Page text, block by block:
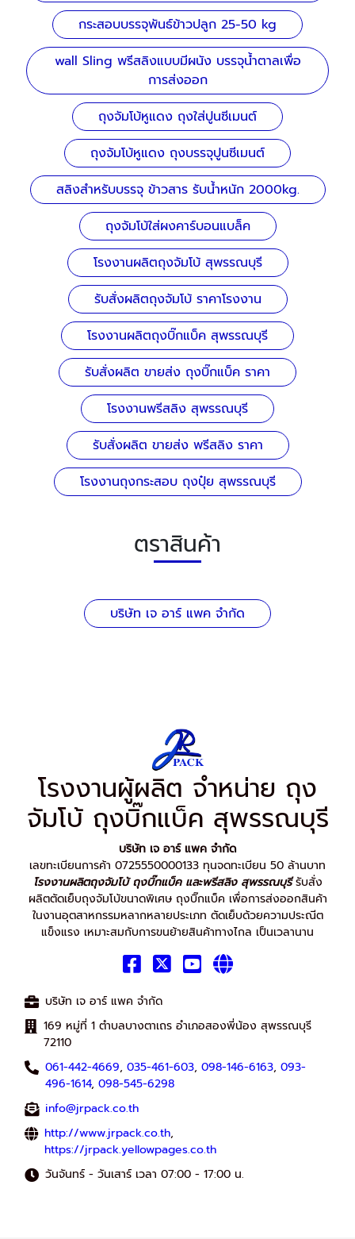
กระสอบบรรจุพันธ์ข้าวปลูก 25-50 kg
wall Sling พรีสลิงแบบมีผนัง บรรจุน้ำตาลเพื่อ
การส่งออก
ถุงจัมโบ้หูแดง ถุงใส่ปูนซีเมนต์
ถุงจัมโบ้หูแดง ถุงบรรจุปูนซีเมนต์
สลิงสำหรับบรรจุ ข้าวสาร รับน้ำหนัก 2000kg.
ถุงจัมโบ้ใส่ผงคาร์บอนแบล็ค
โรงงานผลิตถุงจัมโบ้ สุพรรณบุรี
รับสั่งผลิตถุงจัมโบ้ ราคาโรงงาน
โรงงานผลิตถุงบิ๊กแบ็ค สุพรรณบุรี
รับสั่งผลิต ขายส่ง ถุงบิ๊กแบ็ค ราคา
โรงงานพรีสลิง สุพรรณบุรี
รับสั่งผลิต ขายส่ง พรีสลิง ราคา
โรงงานถุงกระสอบ ถุงปุ๋ย สุพรรณบุรี
ตราสินค้า
บริษัท เจ อาร์ แพค จำกัด
โรงงานผู้ผลิต จำหน่าย ถุง
จัมโบ้ ถุงบิ๊กแบ็ค สุพรรณบุรี
บริษัท เจ อาร์ แพค จำกัด
เลขทะเบียนการค้า 0725550000133 ทุนจดทะเบียน 50 ล้านบาท
โรงงานผลิตถุงจัมโบ้ ถุงบิ๊กแบ็ค และพรีสลิง สุพรรณบุรีรับสั่ง
ผลิตตัดเย็บถุงจัมโบ้ขนาดพิเศษ ถุงบิ๊กแบ็ค เพื่อการส่งออกสินค้า
ในงานอุตสาหกรรมหลากหลายประเภท ตัดเย็บด้วยความประณีต
แข็งแรง เหมาะสมกับการขนย้ายสินค้าทางไกล เป็นเวลานาน
บริษัท เจ อาร์ แพค จำกัด
169 หมู่ที่ 1 ตำบลบางตาเถร อำเภอสองพี่น้อง สุพรรณบุรี
72110
061-442-4669, 035-461-603, 098-146-6163, 093-
496-1614, 098-545-6298
info@jrpack.co.th
http://www.jrpack.co.th,
https://jrpack.yellowpages.co.th
วันจันทร์ - วันเสาร์ เวลา 07:00 - 17:00 น.